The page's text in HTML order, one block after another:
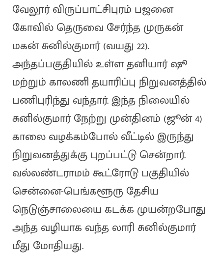
வேலூர் விருப்பாட்சிபுரம் பஜனை
கோவில் தெருவை சேர்ந்த முருகன்
மகன் சுனில்குமார் (வயது 22).
அந்தப்பகுதியில் உள்ள தனியார் ஷூ
மற்றும் காலணி தயாரிப்பு நிறுவனத்தில்
பணிபுரிந்து வந்தார். இந்த நிலையில்
சுனில்குமார் நேற்று முன்தினம் (ஜூன் 4)
காலை வழக்கம்போல் வீட்டில் இருந்து
நிறுவனத்துக்கு புறப்பட்டு சென்றார்.
வல்லண்டராமம் கூட்ரோடு பகுதியில்
சென்னை-பெங்களூரு தேசிய
நெடுஞ்சாலையை கடக்க முயன்றபோது
அந்த வழியாக வந்த லாரி சுனில்குமார்
மீது மோதியது.